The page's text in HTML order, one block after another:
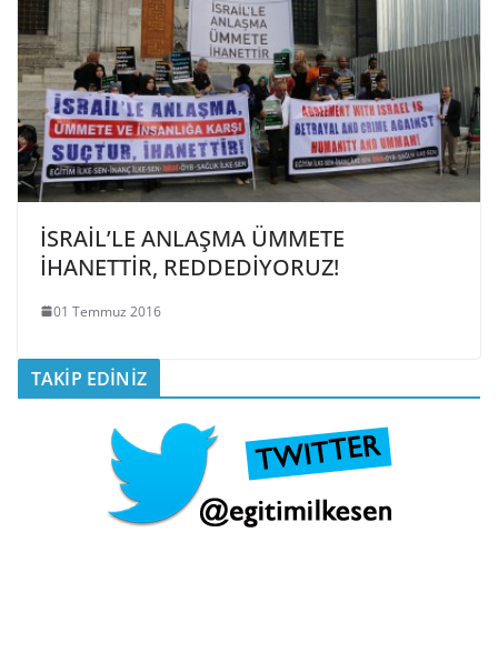
İSRAİL’LE ANLAŞMA ÜMMETE
İHANETTİR, REDDEDİYORUZ!
01 Temmuz 2016
TAKİP EDİNİZ